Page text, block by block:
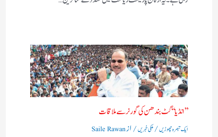
’’ انڈیا‘‘ گٹ بندھن کی گورنر سے ملاقات
ایک تبصرہ چھوڑیں/ملکی خبریں/ ازSaile Rawan